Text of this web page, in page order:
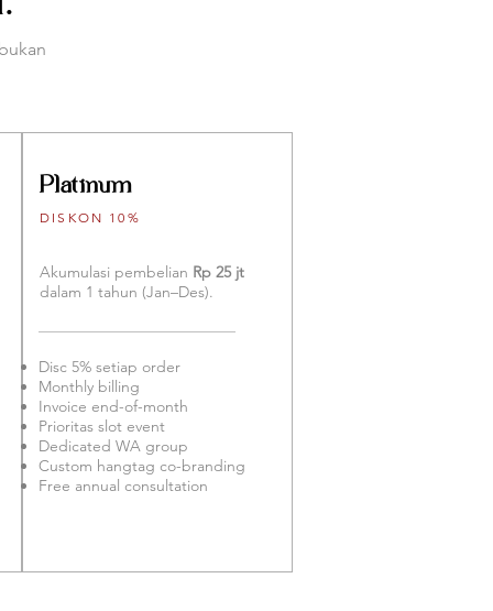
Platinum
DISKON 10%
Akumulasi pembelian Rp 25 jt
dalam 1 tahun (Jan–Des).
Disc 5% setiap order
Monthly billing
Invoice end-of-month
Prioritas slot event
Dedicated WA group
Custom hangtag co-branding
Free annual consultation